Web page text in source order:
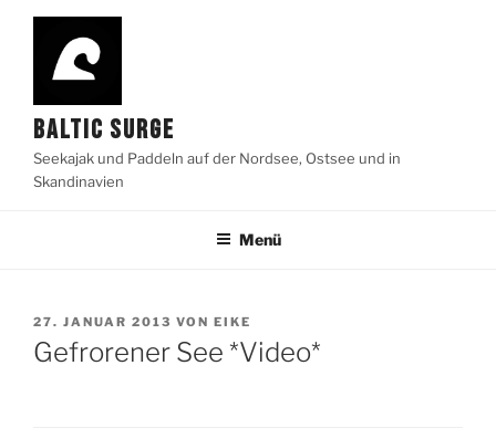
Zum
springen
BALTIC SURGE
Seekajak und Paddeln auf der Nordsee, Ostsee und in
Skandinavien
Menü
VERÖFFENTLICHT
AM
27. JANUAR 2013 VON EIKE
Gefrorener See *Video*